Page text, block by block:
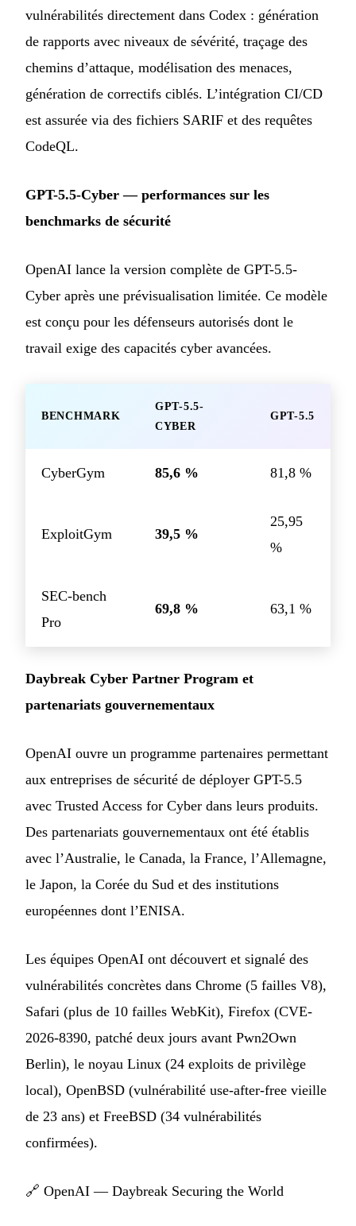
vulnérabilités directement dans Codex : génération
de rapports avec niveaux de sévérité, traçage des
chemins d’attaque, modélisation des menaces,
génération de correctifs ciblés. L’intégration CI/CD
est assurée via des fichiers SARIF et des requêtes
CodeQL.
GPT-5.5-Cyber — performances sur les
benchmarks de sécurité
OpenAI lance la version complète de GPT-5.5-
Cyber après une prévisualisation limitée. Ce modèle
est conçu pour les défenseurs autorisés dont le
travail exige des capacités cyber avancées.
BENCHMARK
GPT-5.5-
CYBER
GPT-5.5
CyberGym 85,6 % 81,8 %
ExploitGym 39,5 %
25,95
%
SEC-bench
Pro
69,8 % 63,1 %
Daybreak Cyber Partner Program et
partenariats gouvernementaux
OpenAI ouvre un programme partenaires permettant
aux entreprises de sécurité de déployer GPT-5.5
avec Trusted Access for Cyber dans leurs produits.
Des partenariats gouvernementaux ont été établis
avec l’Australie, le Canada, la France, l’Allemagne,
le Japon, la Corée du Sud et des institutions
européennes dont l’ENISA.
Les équipes OpenAI ont découvert et signalé des
vulnérabilités concrètes dans Chrome (5 failles V8),
Safari (plus de 10 failles WebKit), Firefox (CVE-
2026-8390, patché deux jours avant Pwn2Own
Berlin), le noyau Linux (24 exploits de privilège
local), OpenBSD (vulnérabilité use-after-free vieille
de 23 ans) et FreeBSD (34 vulnérabilités
confirmées).
🔗 OpenAI — Daybreak Securing the World